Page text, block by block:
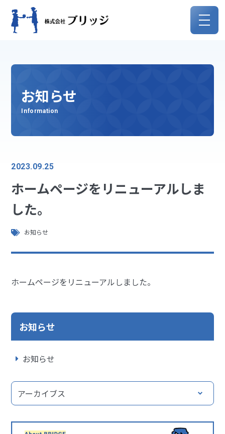
お知らせ
Information
2023.09.25
ホームページをリニューアルしま
した。
お知らせ
ホームページをリニューアルしました。
お知らせ
お知らせ